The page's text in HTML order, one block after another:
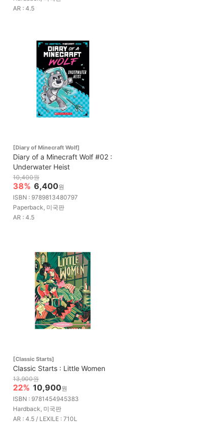
AR : 4.5
[Diary of Minecraft Wolf]
Diary of a Minecraft Wolf #02 :
Underwater Heist
10,400원
38% 6,400원
ISBN : 9789813480797
Paperback, 미국판
AR : 4.5
[Classic Starts]
Classic Starts : Little Women
13,900원
22% 10,900원
ISBN : 9781454945383
Hardback, 미국판
AR : 4.5 / LEXILE : 710L